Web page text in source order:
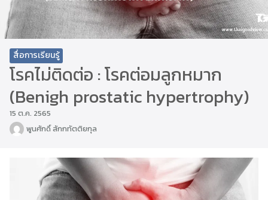
สื่อการเรียนรู้
โรคไม่ติดต่อ : โรคต่อมลูกหมาก
(Benigh prostatic hypertrophy)
15 ต.ค. 2565
พูนศักดิ์ สักกทัตติยกุล